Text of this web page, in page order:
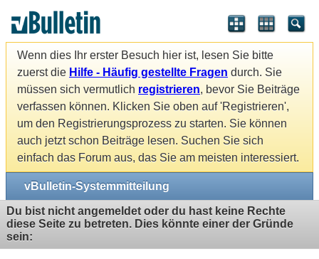
Wenn dies Ihr erster Besuch hier ist, lesen Sie bitte
zuerst die Hilfe - Häufig gestellte Fragen durch. Sie
müssen sich vermutlich registrieren, bevor Sie Beiträge
verfassen können. Klicken Sie oben auf 'Registrieren',
um den Registrierungsprozess zu starten. Sie können
auch jetzt schon Beiträge lesen. Suchen Sie sich
einfach das Forum aus, das Sie am meisten interessiert.
vBulletin-Systemmitteilung
Du bist nicht angemeldet oder du hast keine Rechte
diese Seite zu betreten. Dies könnte einer der Gründe
sein: